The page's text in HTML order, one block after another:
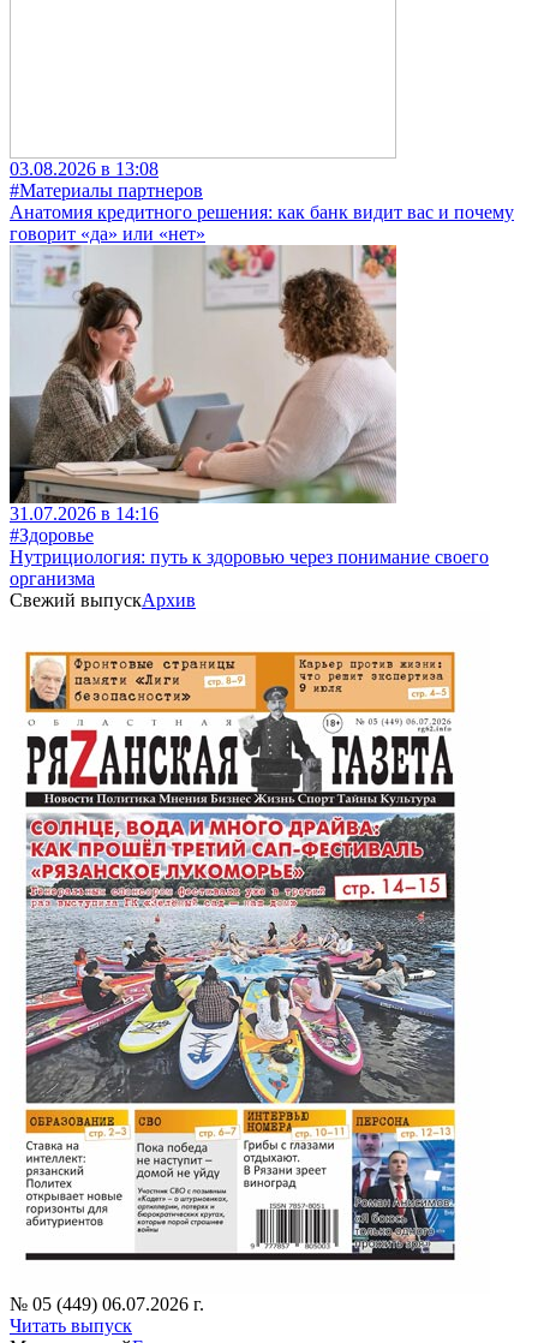
03.08.2026 в 13:08
#Материалы партнеров
Анатомия кредитного решения: как банк видит вас и почему
говорит «да» или «нет»
31.07.2026 в 14:16
#Здоровье
Нутрициология: путь к здоровью через понимание своего
организма
Свежий выпускАрхив
№ 05 (449) 06.07.2026 г.
Читать выпуск